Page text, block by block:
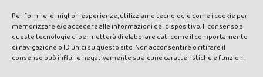
Per fornire le migliori esperienze, utilizziamo tecnologie come i cookie per
memorizzare e/o accedere alle informazioni del dispositivo. Il consenso a
queste tecnologie ci permetterà di elaborare dati come il comportamento
di navigazione o ID unici su questo sito. Non acconsentire o ritirare il
consenso può influire negativamente su alcune caratteristiche e funzioni.